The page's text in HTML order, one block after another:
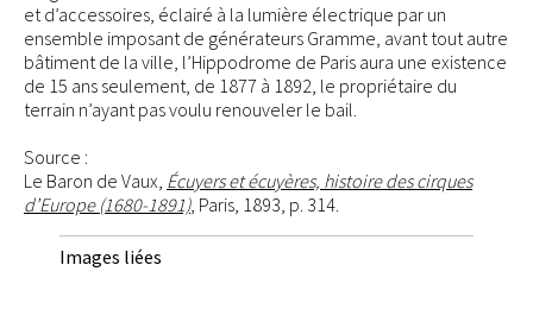
et d’accessoires, éclairé à la lumière électrique par un
ensemble imposant de générateurs Gramme, avant tout autre
bâtiment de la ville, l’Hippodrome de Paris aura une existence
de 15 ans seulement, de 1877 à 1892, le propriétaire du
terrain n’ayant pas voulu renouveler le bail.
Source :
Le Baron de Vaux, Écuyers et écuyères, histoire des cirques
d’Europe (1680-1891), Paris, 1893, p. 314.
Images liées